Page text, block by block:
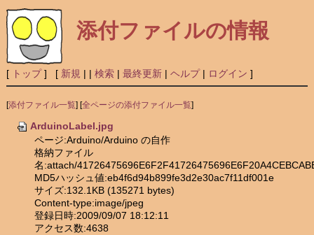
添付ファイルの情報
[ トップ] [ 新規 | | 検索| 最終更新| ヘルプ| ログイン ]
[添付ファイル一覧] [全ページの添付ファイル一覧]
ArduinoLabel.jpg
ページ:Arduino/Arduino の自作
格納ファイル
名:attach/
MD5ハッシュ値:eb4f6d94b899fe3d2e30ac7f11df001e
サイズ:132.1KB (135271 bytes)
Content-type:image/jpeg
登録日時:2009/09/07 18:12:11
アクセス数:4638